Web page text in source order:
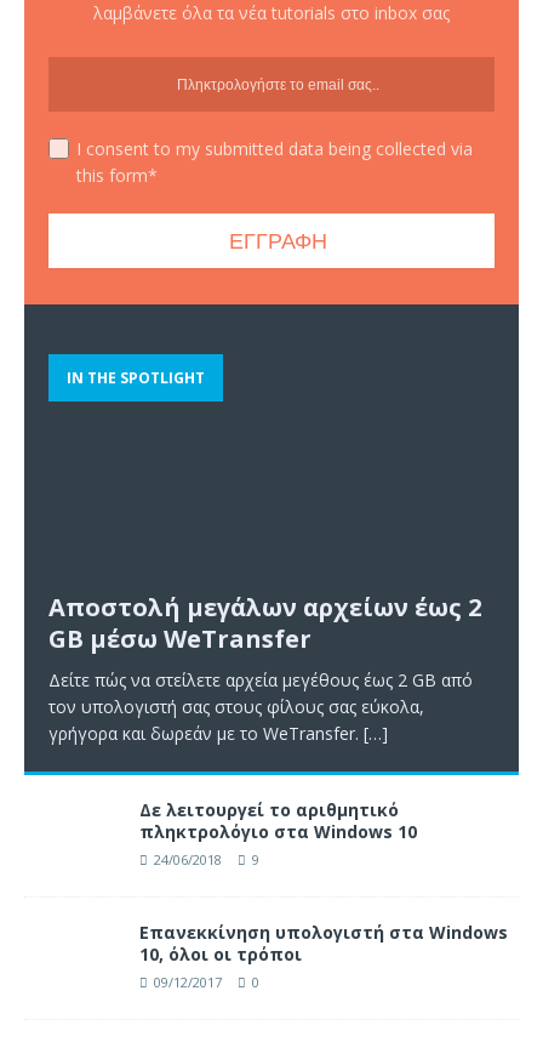
λαμβάνετε όλα τα νέα tutorials στο inbox σας
I consent to my submitted data being collected via
this form*
IN THE SPOTLIGHT
Αποστολή μεγάλων αρχείων έως 2
GB μέσω WeTransfer
Δείτε πώς να στείλετε αρχεία μεγέθους έως 2 GB από
τον υπολογιστή σας στους φίλους σας εύκολα,
γρήγορα και δωρεάν με το WeTransfer. […]
Δε λειτουργεί το αριθμητικό
πληκτρολόγιο στα Windows 10
24/06/2018 9
Επανεκκίνηση υπολογιστή στα Windows
10, όλοι οι τρόποι
09/12/2017 0